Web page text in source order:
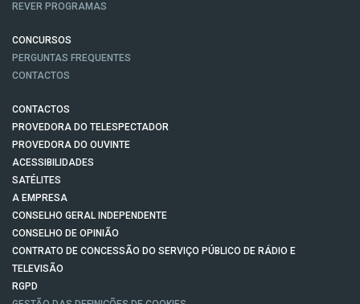
REVER PROGRAMAS
CONCURSOS
PERGUNTAS FREQUENTES
CONTACTOS
CONTACTOS
PROVEDORA DO TELESPECTADOR
PROVEDORA DO OUVINTE
ACESSIBILIDADES
SATÉLITES
A EMPRESA
CONSELHO GERAL INDEPENDENTE
CONSELHO DE OPINIÃO
CONTRATO DE CONCESSÃO DO SERVIÇO PÚBLICO DE RÁDIO E
TELEVISÃO
RGPD